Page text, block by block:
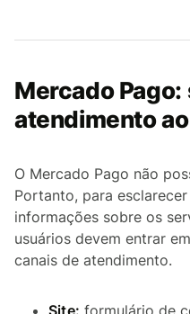
Mercado
atendimento
O Mercado Pago não
Portanto, para
informações sobre os
usuários devem entrar
canais de atendimento.
Site: formulário de